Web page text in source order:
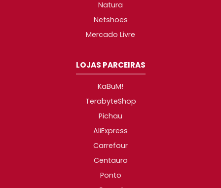
Natura
Netshoes
Mercado Livre
LOJAS PARCEIRAS
KaBuM!
TerabyteShop
Pichau
AliExpress
Carrefour
Centauro
Ponto